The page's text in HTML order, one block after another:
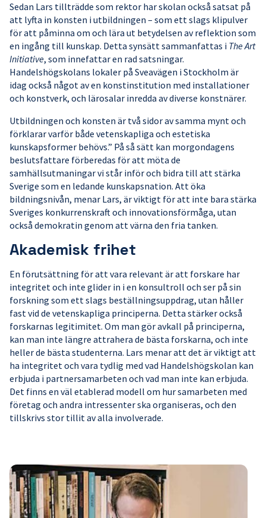
Sedan Lars tillträdde som rektor har skolan också satsat på
att lyfta in konsten i utbildningen – som ett slags klipulver
för att påminna om och lära ut betydelsen av reflektion som
en ingång till kunskap. Detta synsätt sammanfattas i The Art
Initiative, som innefattar en rad satsningar.
Handelshögskolans lokaler på Sveavägen i Stockholm är
idag också något av en konstinstitution med installationer
och konstverk, och lärosalar inredda av diverse konstnärer.
Utbildningen och konsten är två sidor av samma mynt och
förklarar varför både vetenskapliga och estetiska
kunskapsformer behövs.” På så sätt kan morgondagens
beslutsfattare förberedas för att möta de
samhällsutmaningar vi står inför och bidra till att stärka
Sverige som en ledande kunskapsnation. Att öka
bildningsnivån, menar Lars, är viktigt för att inte bara stärka
Sveriges konkurrenskraft och innovationsförmåga, utan
också demokratin genom att värna den fria tanken.
Akademisk frihet
En förutsättning för att vara relevant är att forskare har
integritet och inte glider in i en konsultroll och ser på sin
forskning som ett slags beställningsuppdrag, utan håller
fast vid de vetenskapliga principerna. Detta stärker också
forskarnas legitimitet. Om man gör avkall på principerna,
kan man inte längre attrahera de bästa forskarna, och inte
heller de bästa studenterna. Lars menar att det är viktigt att
ha integritet och vara tydlig med vad Handelshögskolan kan
erbjuda i partnersamarbeten och vad man inte kan erbjuda.
Det finns en väl etablerad modell om hur samarbeten med
företag och andra intressenter ska organiseras, och den
tillskrivs stor tillit av alla involverade.